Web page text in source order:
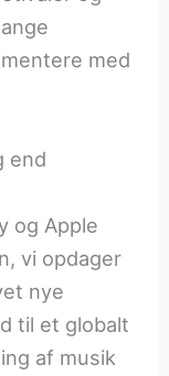
med
end
og Apple
vi opdager
nye
til et globalt
af musik